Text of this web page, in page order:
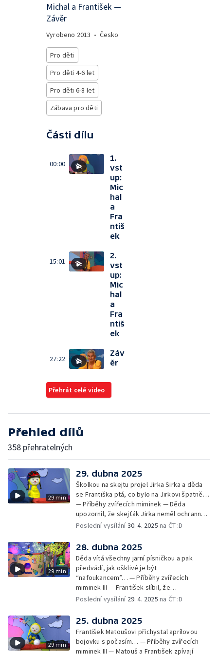
Michal a František —
Závěr
Vyrobeno 2013 • Česko
Pro děti
Pro děti 4-6 let
Pro děti 6-8 let
Zábava pro děti
Části dílu
00:00
1.
vst
up:
Mic
hal
a
Fra
ntiš
ek
15:01
2.
vst
up:
Mic
hal
a
Fra
ntiš
ek
27:22
Záv
ěr
Přehrát celé video
Přehled dílů
358 přehratelných
29 min
29. dubna 2025
Školkou na skejtu projel Jirka Sirka a děda
se Františka ptá, co bylo na Jirkovi špatně…
— Příběhy zvířecích miminek — Děda
upozornil, že skejťák Jirka neměl ochranné
pomůcky: helmu a chrániče pro
Obrázky a rozloučení
Poslední vysílání30. 4. 2025 na ČT :D
29 min
28. dubna 2025
Děda vítá všechny jarní písničkou a pak
předvádí, jak ošklivé je být
“nafoukancem”… — Příběhy zvířecích
miminek III — František slíbil, že
nafoukancem nikdy nebude a děda mu písní
Cvoček astronautem — Obrázky a
rozloučení
Poslední vysílání 29. 4. 2025 na ČT :D
29 min
25. dubna 2025
František Matoušovi přichystal aprílovou
bojovku s počasím… — Příběhy zvířecích
miminek III — Matouš a František zpívají